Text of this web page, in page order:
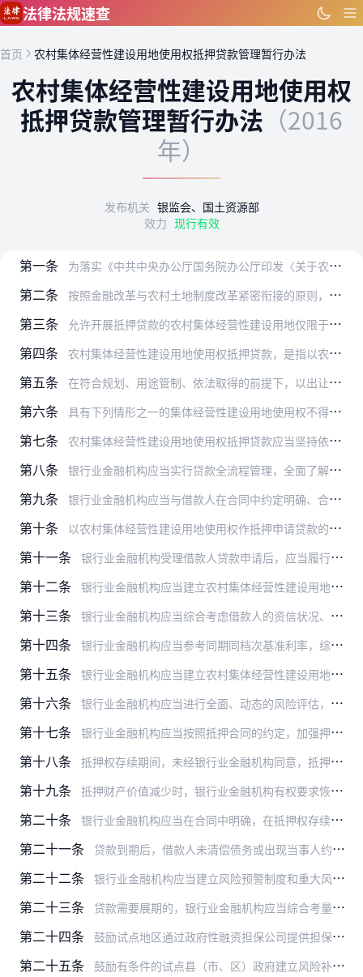
跳到主要内容
法律法规速查
首页 农村集体经营性建设用地使用权抵押贷款管理暂行办法
农村集体经营性建设用地使用权
抵押贷款管理暂行办法 （2016
年）
发布机关 银监会、国土资源部
效力 现行有效
第一条 为落实《中共中央办公厅国务院办公厅印发〈关于农村土地征收、集体经营性建设用地入市、宅基地制度改革试点工作的意见〉的通知》（中办发〔2014〕71号），规范推进农…
第二条 按照金融改革与农村土地制度改革紧密衔接的原则，在坚持土地公有制性质不变、耕地红线不突破、农民利益不受损的前提下，开展农村集体经营性建设用地使用权抵押贷款工作，落…
第三条 允许开展抵押贷款的农村集体经营性建设用地仅限于国家确定的入市改革试点地区。
第四条 农村集体经营性建设用地使用权抵押贷款，是指以农村集体经营性建设用地使用权作为抵押财产，由银行业金融机构向符合条件的借款人发放的在约定期限内还本付息的贷款。农村集…
第五条 在符合规划、用途管制、依法取得的前提下，以出让、租赁、作价出资（入股）方式入市的和具备入市条件的农村集体经营性建设用地使用权可以办理抵押贷款。农村集体经营性建设…
第六条 具有下列情形之一的集体经营性建设用地使用权不得抵押：
第七条 农村集体经营性建设用地使用权抵押贷款应当坚持依法合规、惠农利民、平等自愿、公平诚信、风险可控、商业可持续原则。
第八条 银行业金融机构应当实行贷款全流程管理，全面了解客户信息，综合考虑借款人和抵押财产的实际情况，合理确定贷款期限和额度等。
第九条 银行业金融机构应当与借款人在合同中约定明确、合法的贷款用途，并按约定检查监督贷款的使用情况，防止挪用贷款。
第十条 以农村集体经营性建设用地使用权作抵押申请贷款的，应当同时满足以下条件：
第十一条 银行业金融机构受理借款人贷款申请后，应当履行尽职调查职责，并对贷款申请内容和相关情况的真实性、准确性、完整性进行调查核实，形成调查评价意见。重点包括以下内容：
第十二条 银行业金融机构应当建立农村集体经营性建设用地使用权价值评估制度。可采用外部评估或内部评估的方式对用于抵押的农村集体经营性建设用地使用权进行价值评估。
第十三条 银行业金融机构应当综合考虑借款人的资信状况、偿债能力、贷款期限以及抵押土地的使用年限、地理位置、规划和用途等因素，确定农村集体经营性建设用地使用权抵押率。
第十四条 银行业金融机构应当参考同期同档次基准利率，综合考虑借款人的实际情况，合理自主确定农村集体经营性建设用地使用权抵押贷款的利率。
第十五条 银行业金融机构应当建立农村集体经营性建设用地使用权抵押贷款业务风险评价机制，全面审查农村集体经营性建设用地使用权抵押贷款的风险因素，合理作出信贷决策。
第十六条 银行业金融机构应当进行全面、动态的风险评估，有效跟踪检查和监控分析信贷资金使用、借款人信用及担保变化等情况。
第十七条 银行业金融机构应当按照抵押合同的约定，加强押品的动态管理和价值重估，保证抵押权利的真实、合法、足值、有效。
第十八条 抵押权存续期间，未经银行业金融机构同意，抵押人不得擅自转让或处分已抵押的农村集体经营性建设用地使用权及其上的建筑物、其他附着物，但受让人代为清偿债务消灭抵押权的…
第十九条 抵押财产价值减少时，银行业金融机构有权要求恢复抵押财产的价值，或者要求借款人提供与减少的价值相应的担保。借款人不恢复财产的价值也不提供其他担保的，银行业金融机构…
第二十条 银行业金融机构应当在合同中明确，在抵押权存续期间，如国家依法征收该宗土地，抵押人应当以所得补偿费用优先偿还借款人债务，或另行提供其他足值有效担保。
第二十一条 贷款到期后，借款人未清偿债务或出现当事人约定的实现抵押权的情形，银行业金融机构可以通过折价、拍卖、变卖抵押财产等合法途径处置已抵押的农村集体经营性建设用地使用权…
第二十二条 银行业金融机构应当建立风险预警制度和重大风险报告制度。发生以下情形时，银行业金融机构应当按规定及时预警、采取相应的风险控制和化解措施，并向试点地区银行业监督管理…
第二十三条 贷款需要展期的，银行业金融机构应当综合考量贷款用途、贷款期限与额度、借款人经营状况与还款能力以及抵押财产状况，决定是否展期。
第二十四条 鼓励试点地区通过政府性融资担保公司提供担保的方式，为农村集体经营性建设用地使用权抵押贷款提供增信服务。
第二十五条 鼓励有条件的试点县（市、区）政府建立风险补偿机制。